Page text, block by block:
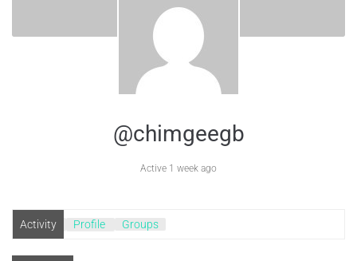
@chimgeegb
Active 1 week ago
Activity Profile Groups